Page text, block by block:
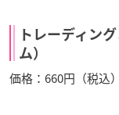
トレーディン
ム）
価格：660円（税込）